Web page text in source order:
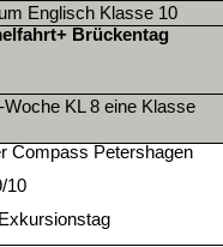
Englisch Klasse 10
Brückentag
Woche KL 8 eine Klasse
Compass Petershagen
10